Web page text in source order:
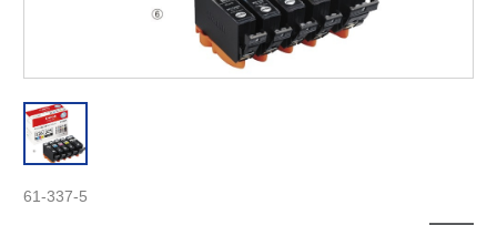
61-337-5